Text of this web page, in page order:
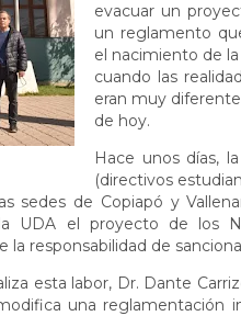
evacuar un
un reglamento
el nacimiento de la
cuando las
eran muy
de hoy.
Hace unos días,
(directivos
sedes de Copiapó y
UDA el proyecto de los
la responsabilidad de
esta labor, Dr. Dante
una reglamentación